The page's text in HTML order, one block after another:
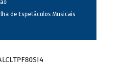
de Espetáculos Musicais